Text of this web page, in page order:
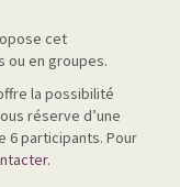
cet
ou en groupes.
la possibilité
réserve d’une
6 participants. Pour
.